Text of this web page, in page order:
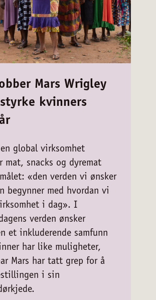
Mars Wrigley
kvinners
en global virksomhet
mat, snacks og dyremat
«den verden vi ønsker
begynner med hvordan vi
i dag». I
verden ønsker
et inkluderende samfunn
har like muligheter,
Mars har tatt grep for å
i sin